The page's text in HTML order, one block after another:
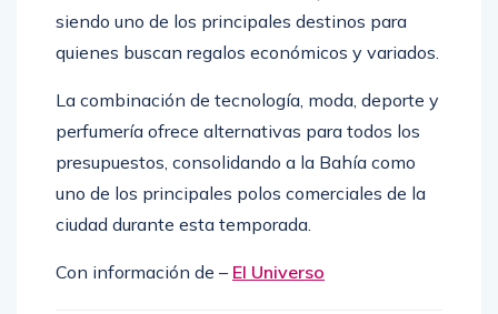
siendo uno de los principales destinos para
quienes buscan regalos económicos y variados.
La combinación de tecnología, moda, deporte y
perfumería ofrece alternativas para todos los
presupuestos, consolidando a la Bahía como
uno de los principales polos comerciales de la
ciudad durante esta temporada.
Con información de – El Universo